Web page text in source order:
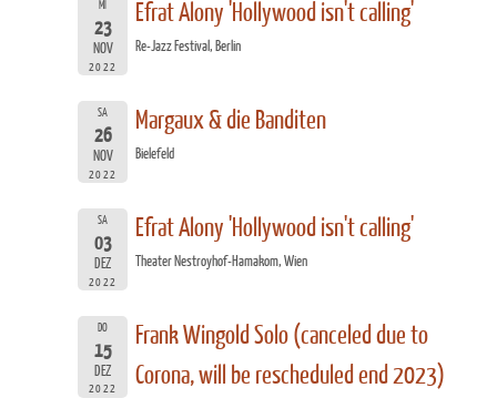
MI
23
NOV
2022
Efrat Alony 'Hollywood isn't calling'
Re-Jazz Festival, Berlin
SA
26
NOV
2022
Margaux & die Banditen
Bielefeld
SA
03
DEZ
2022
Efrat Alony 'Hollywood isn't calling'
Theater Nestroyhof-Hamakom, Wien
DO
15
DEZ
2022
Frank Wingold Solo (canceled due to
Corona, will be rescheduled end 2023)